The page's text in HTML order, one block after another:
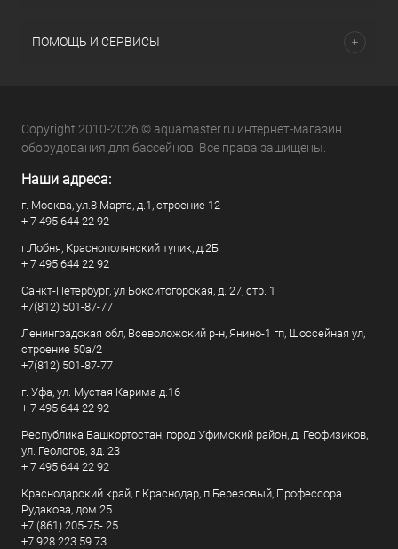
ПОМОЩЬ И СЕРВИСЫ
Copyright 2010-2026 © aquamaster.ru интернет-магазин
оборудования для бассейнов. Все права защищены.
Наши адреса:
г. Москва, ул.8 Марта, д.1, строение 12
+ 7 495 644 22 92
г.Лобня, Краснополянский тупик, д.2Б
+ 7 495 644 22 92
Санкт-Петербург, ул Бокситогорская, д. 27, стр. 1
+7(812) 501-87-77
Ленинградская обл, Всеволожский р-н, Янино-1 гп, Шоссейная ул,
строение 50а/2
+7(812) 501-87-77
г. Уфа, ул. Мустая Карима д.16
+ 7 495 644 22 92
Республика Башкортостан, город Уфимский район, д. Геофизиков,
ул. Геологов, зд. 23
+ 7 495 644 22 92
Краснодарский край, г Краснодар, п Березовый, Профессора
Рудакова, дом 25
+7 (861) 205-75- 25
+7 928 223 59 73